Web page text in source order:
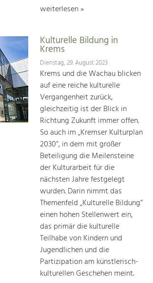
weiterlesen »
Kulturelle Bildung in
Krems
Dienstag, 29. August 2023
Krems und die Wachau blicken
auf eine reiche kulturelle
Vergangenheit zurück,
gleichzeitig ist der Blick in
Richtung Zukunft immer offen.
So auch im „Kremser Kulturplan
2030“, in dem mit großer
Beteiligung die Meilensteine
der Kulturarbeit für die
nächsten Jahre festgelegt
wurden. Darin nimmt das
Themenfeld „Kulturelle Bildung“
einen hohen Stellenwert ein,
das primär die kulturelle
Teilhabe von Kindern und
Jugendlichen und die
Partizipation am künstlerisch-
kulturellen Geschehen meint.